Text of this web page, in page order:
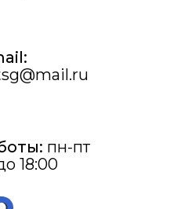
пн-пт
18:00